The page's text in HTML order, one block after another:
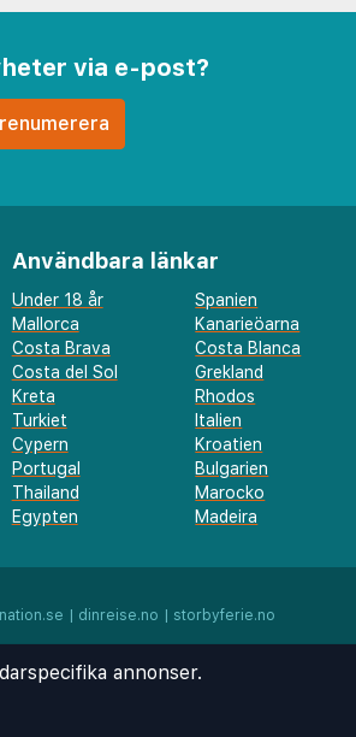
via e-post?
Användbara länkar
Under 18 år
Spanien
Mallorca
Kanarieöarna
Costa Brava
Costa Blanca
Costa del Sol
Grekland
Kreta
Rhodos
Turkiet
Italien
Cypern
Kroatien
Portugal
Bulgarien
Thailand
Marocko
Egypten
Madeira
dinreise.no storbyferie.no
annonser.